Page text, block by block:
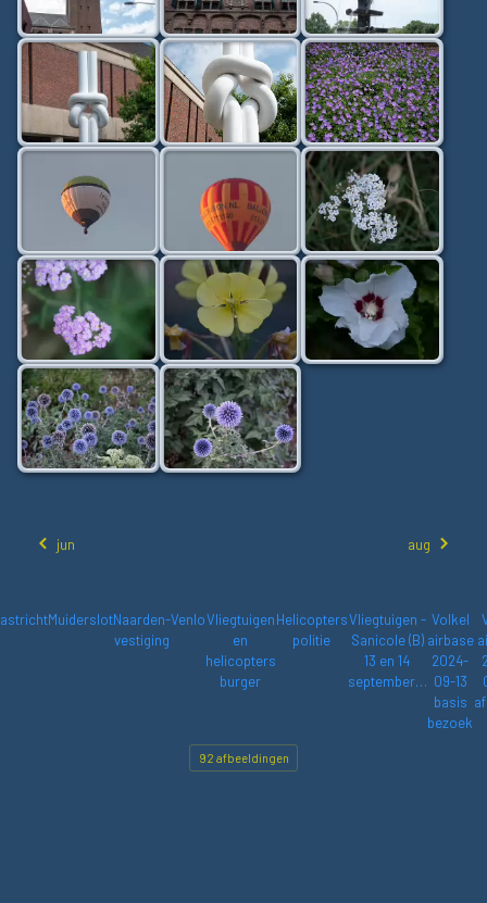
jun aug
MuiderslotNaarden-
vestiging
VenloVliegtuigen
en
helicopters
burger
Helicopters
politie
Vliegtuigen -
Sanicole (B)
13 en 14
september…
Volkel
airbase
2024-
09-13
basis
bezoek
92 afbeeldingen